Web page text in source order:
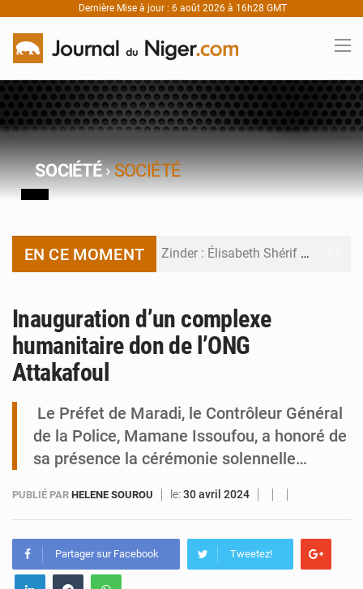
Dernière Mise à jour : 6 août 2026 à 16h28 GMT
SOCIÉTÉ›SOCIÉTÉ
EN CE MOMENT Zinder : Élisabeth Shérif visite l’école Birni Garçon
Inauguration d’un complexe
humanitaire don de l’ONG
Attakafoul
Le Préfet de Maradi, le Contrôleur Général
de la Police, Mamane Issoufou, a honoré de
sa présence la cérémonie solennelle…
PUBLIÉ PAR HELENE SOUROU le:30 avril 2024
Partager sur Facebook Tweetez!